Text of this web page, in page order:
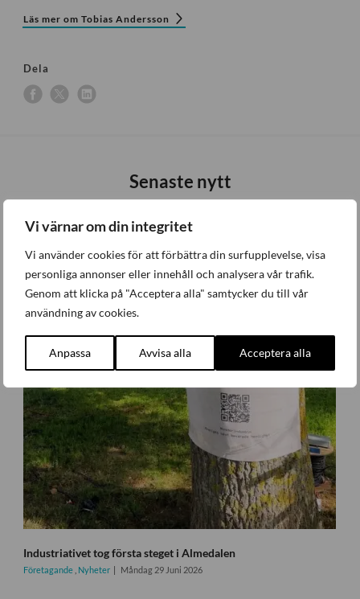
Vi värnar om din integritet
Vi använder cookies för att förbättra din surfupplevelse, visa
personliga annonser eller innehåll och analysera vår trafik.
Genom att klicka på "Acceptera alla" samtycker du till vår
användning av cookies.
Anpassa Avvisa alla Acceptera alla
Läs mer om Tobias Andersson
Dela
Senaste nytt
Industriativet tog första steget i Almedalen
Företagande Nyheter Måndag 29 Juni 2026